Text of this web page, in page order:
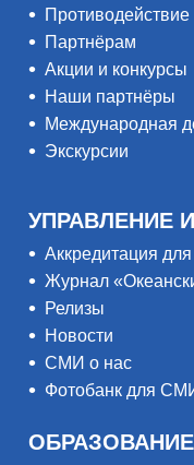
Противодействие
Партнёрам
Акции и конкурсы
Наши партнёры
Международная
Экскурсии
УПРАВЛЕНИЕ
Аккредитация
Журнал
Релизы
Новости
СМИ о нас
Фотобанк для